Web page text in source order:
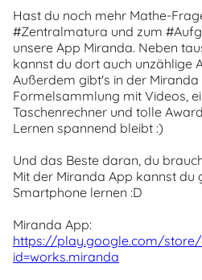
Hast du noch mehr Mathe-
#Zentralmatura und zum
unsere App Miranda. Neben
kannst du dort auch unzählige
Außerdem gibt's in der Miranda
Formelsammlung mit Videos,
Taschenrechner und tolle
Lernen spannend bleibt :)
Und das Beste daran, du
Mit der Miranda App kannst du
Smartphone lernen :D
Miranda App:
https://play.google.com/
id=works.miranda